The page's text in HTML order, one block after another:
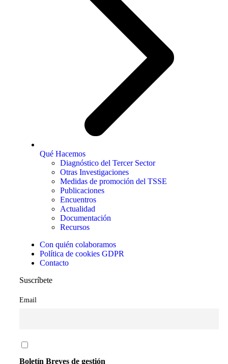
Qué Hacemos
Diagnóstico del Tercer Sector
Otras Investigaciones
Medidas de promoción del TSSE
Publicaciones
Encuentros
Actualidad
Documentación
Recursos
Con quién colaboramos
Política de cookies GDPR
Contacto
Suscríbete
Email
Boletín Breves de gestión